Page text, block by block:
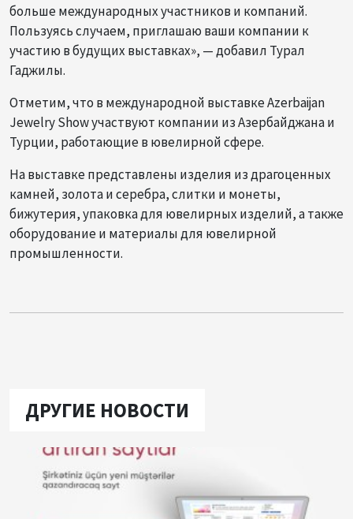
больше международных участников и компаний.
Пользуясь случаем, приглашаю ваши компании к
участию в будущих выставках», — добавил Турал
Гаджилы.
Отметим, что в международной выставке Azerbaijan
Jewelry Show участвуют компании из Азербайджана и
Турции, работающие в ювелирной сфере.
На выставке представлены изделия из драгоценных
камней, золота и серебра, слитки и монеты,
бижутерия, упаковка для ювелирных изделий, а также
оборудование и материалы для ювелирной
промышленности.
ДРУГИЕ НОВОСТИ